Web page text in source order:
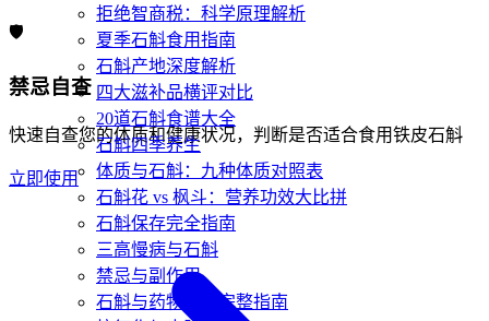
拒绝智商税：科学原理解析
夏季石斛食用指南
石斛产地深度解析
四大滋补品横评对比
20道石斛食谱大全
石斛四季养生
体质与石斛：九种体质对照表
石斛花 vs 枫斗：营养功效大比拼
石斛保存完全指南
三高慢病与石斛
禁忌与副作用
石斛与药物相克完整指南
🛡️
禁忌自查
快速自查您的体质和健康状况，判断是否适合食用铁皮石斛
立即使用